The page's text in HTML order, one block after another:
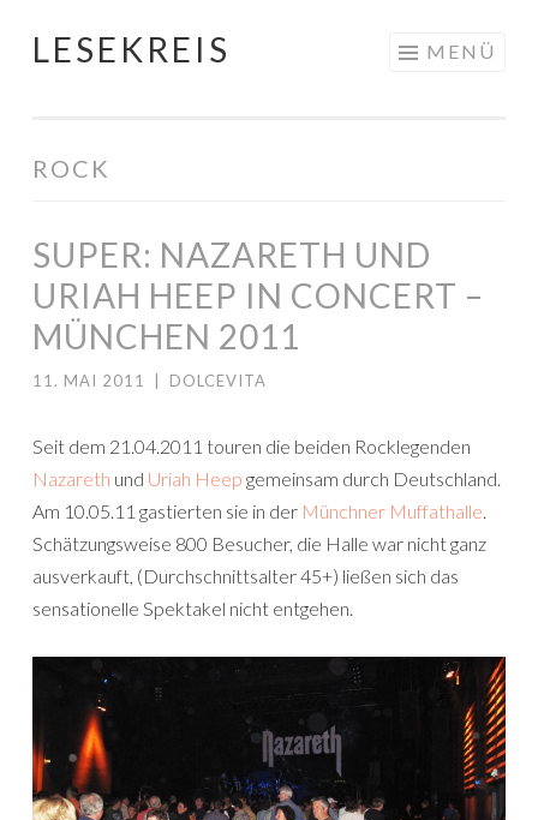
Springe
LESEKREIS MENÜ
ROCK
SUPER: NAZARETH UND
URIAH HEEP IN CONCERT –
MÜNCHEN 2011
11. MAI 2011 DOLCEVITA
Seit dem 21.04.2011 touren die beiden Rocklegenden
Nazareth und Uriah Heep gemeinsam durch Deutschland.
Am 10.05.11 gastierten sie in der Münchner Muffathalle.
Schätzungsweise 800 Besucher, die Halle war nicht ganz
ausverkauft, (Durchschnittsalter 45+) ließen sich das
sensationelle Spektakel nicht entgehen.